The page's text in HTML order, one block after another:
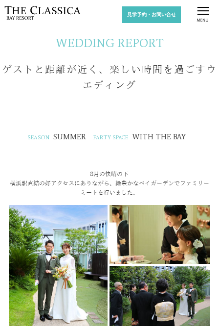
見学予約・お問い合せ
WEDDING REPORT
ゲストと距離が近く、楽しい時間を過ごすウ
エディング
SUMMER WITH THE BAY
8月の快晴の下
横浜駅直結の好アクセスにありながら、緑豊かなベイガーデンで ファミリー
ミートを行いました。